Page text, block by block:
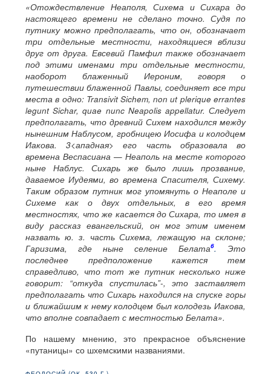
«Отождествление Неаполя, Сихема и Сихара до
настоящего времени не сделано точно. Судя по
путнику можно предполагать, что он, обозначает
три отдельные местности, находящиеся вблизи
друг от друга. Евсевий Памфил также обозначает
под этими именами три отдельные местности,
наоборот блаженный Иероним, говоря о
путешествии блаженной Павлы, соединяет все три
места в одно: Transivit Sichem, non ut plerique errantes
legunt Sichar, quae nunc Neapolis appellatur. Следует
предполагать, что древний Сихем находился между
нынешним Наблусом, гробницею Иосифа и колодцем
Иакова. 3<ападная> его часть образовала во
времена Веспасиана — Неаполь на месте которого
ныне Наблус. Сихарь же было лишь прозвание,
даваемое Иудеями, во времена Спасителя, Сихему.
Таким образом путник мог упомянуть о Неаполе и
Cихеме как о двух отдельных, в его время
местностях, что же касается до Сихара, то имея в
виду рассказ евангельский, он мог этим именем
назвать ю. з. часть Сихема, лежащую на склоне;
Гаризима, где ныне селение Белата6.
Это
последнее предположение кажется тем
справедливо, что тот же путник несколько ниже
говорит: “откуда спустилась”-, это заставляет
предполагать что Сихарь находился на спуске горы
и ближайшим к нему колодцем был колодезь Иакова,
что вполне совпадает с местностью Белата».
По нашему мнению, это прекрасное объяснение
«путаницы» со шхемскими названиями.